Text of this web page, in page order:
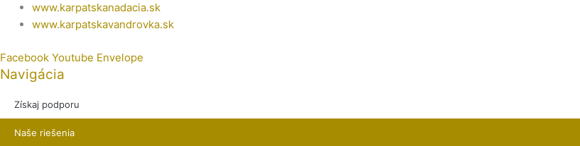
www.karpatskanadacia.sk
www.karpatskavandrovka.sk
Facebook Youtube Envelope
Navigácia
Získaj podporu
Naše riešenia